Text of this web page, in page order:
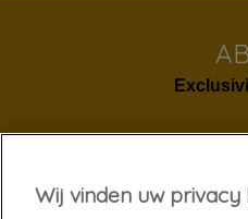
Wij vinden uw